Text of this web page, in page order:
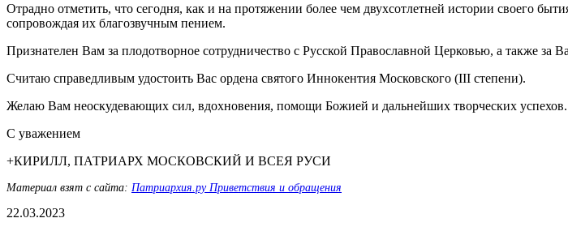
Отрадно отметить, что сегодня, как и на протяжении более чем двухсотлетней истории своего
сопровождая их благозвучным пением.
Признателен Вам за плодотворное сотрудничество с Русской Православной Церковью, а также за
Считаю справедливым удостоить Вас ордена святого Иннокентия Московского (III степени).
Желаю Вам неоскудевающих сил, вдохновения, помощи Божией и дальнейших творческих успехов.
С уважением
+КИРИЛЛ, ПАТРИАРХ МОСКОВСКИЙ И ВСЕЯ РУСИ
Материал взят с сайта: Патриархия.ру Приветствия и обращения
22.03.2023